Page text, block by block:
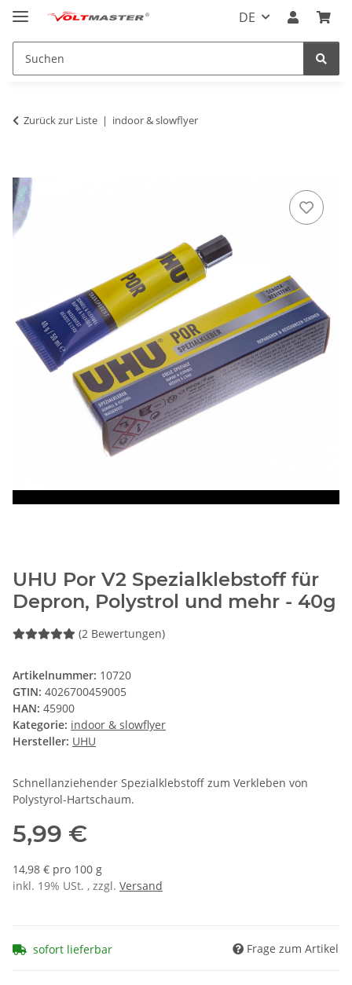
DE
Zurück zur Liste indoor & slowflyer
UHU Por V2 Spezialklebstoff für
Depron, Polystrol und mehr - 40g
(2 Bewertungen)
Artikelnummer: 10720
GTIN: 4026700459005
HAN: 45900
Kategorie: indoor & slowflyer
Hersteller: UHU
Schnellanziehender Spezialklebstoff zum Verkleben von
Polystyrol-Hartschaum.
5,99 €
14,98 € pro 100 g
inkl. 19% USt. , zzgl. Versand
sofort lieferbar Frage zum Artikel